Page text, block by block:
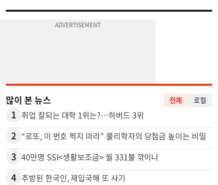
많이 본 뉴스 전체 로컬
1 취업 잘되는 대학 1위는?…하버드 3위
2 “로또, 이 번호 찍지 마라” 물리학자의 당첨금 높이는 비밀
3 40만명 SSI<생활보조금> 월 331불 깎이나
4 추방된 한국인, 재입국해 또 사기